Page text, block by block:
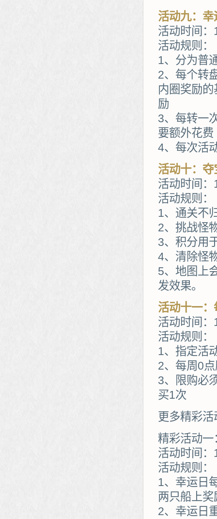
活动九：幸
活动时间
活动规则：
1、分为普
2、每个转
内圈奖励
励
3、每转一
要额外花费
4、每次活
活动十：夺
活动时间
活动规则：
1、通关不
2、挑战怪
3、积分用
4、清除怪
5、地图上
发效果。
活动十一：
活动时间
活动规则：
1、指定活
2、每周0
3、限购必
买1次
更多精彩
精彩活动
活动时间
活动规则：
1、幸运日
两只船上奖
2、幸运日